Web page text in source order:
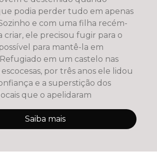
podia perder tudo em apenas
e com uma filha recém-
criar, ele precisou fugir para o
para mantê-la em
em um castelo nas
por três anos ele lidou
e a superstição dos
que o apelidaram
Saiba mais